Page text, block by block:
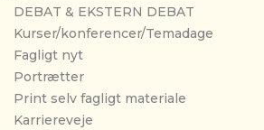
DEBAT & EKSTERN DEBAT
Kurser/konferencer/Temadage
Fagligt nyt
Portrætter
Print selv fagligt materiale
Karriereveje